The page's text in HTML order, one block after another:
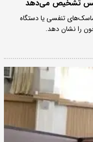
تشخیص می‌دهد
تنفسی یا دستگاه
را نشان دهد.